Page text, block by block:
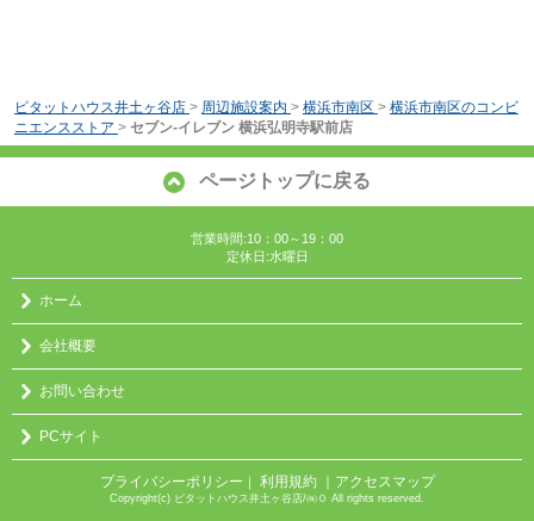
ピタットハウス井土ヶ谷店 > 周辺施設案内 > 横浜市南区 > 横浜市南区のコンビ
ニエンスストア > セブン-イレブン 横浜弘明寺駅前店
ページトップに戻る
営業時間:10：00～19：00
定休日:水曜日
ホーム
会社概要
お問い合わせ
PCサイト
プライバシーポリシー ｜ 利用規約 ｜アクセスマップ
Copyright(c) ピタットハウス井土ヶ谷店/㈱０ All rights reserved.